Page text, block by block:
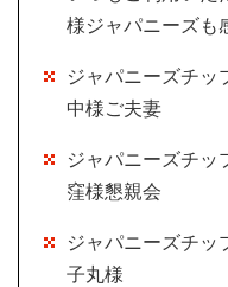
様ジャパニーズも
ジャパニーズチッ
中様ご夫妻
ジャパニーズチ
窪様懇親会
ジャパニーズチッ
子丸様